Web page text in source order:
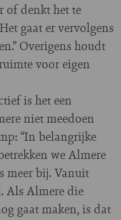
of denkt het te
gaat er vervolgens
Overigens houdt
voor eigen
is het een
niet meedoen
“In belangrijke
we Almere
meer bij. Vanuit
Als Almere die
gaat maken, is dat